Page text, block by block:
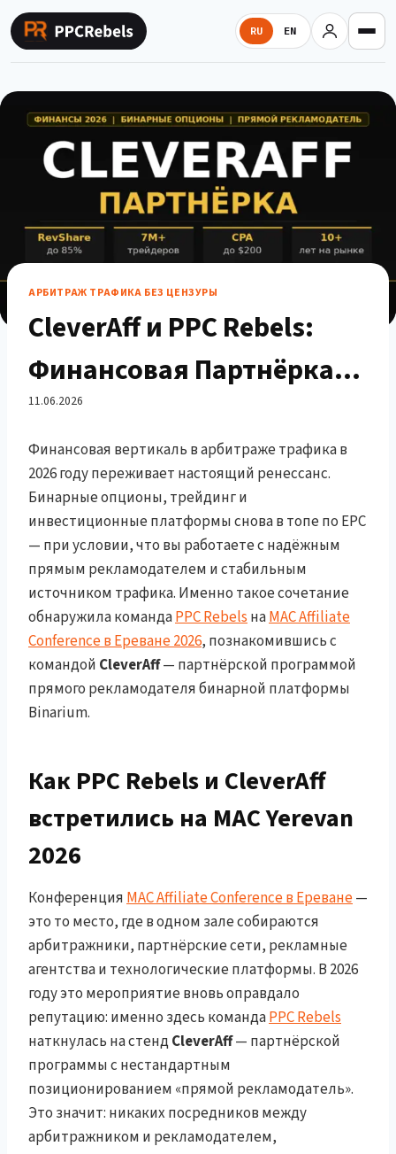
Перейти
содержимому
RU EN
АРБИТРАЖ ТРАФИКА БЕЗ ЦЕНЗУРЫ
CleverAff и PPC Rebels:
Финансовая Партнёрка
Binarium + Google Ads в
2026 году
11.06.2026
Финансовая вертикаль в арбитраже трафика в
2026 году переживает настоящий ренессанс.
Бинарные опционы, трейдинг и
инвестиционные платформы снова в топе по EPC
— при условии, что вы работаете с надёжным
прямым рекламодателем и стабильным
источником трафика. Именно такое сочетание
обнаружила командаPPC Rebels наMAC Affiliate
Conference в Ереване 2026, познакомившись с
командой CleverAff— партнёрской программой
прямого рекламодателя бинарной платформы
Binarium.
Как PPC Rebels и CleverAff
встретились на MAC Yerevan
2026
Конференция MAC Affiliate Conference в Ереване—
это то место, где в одном зале собираются
арбитражники, партнёрские сети, рекламные
агентства и технологические платформы. В 2026
году это мероприятие вновь оправдало
репутацию: именно здесь командаPPC Rebels
наткнулась на стендCleverAff— партнёрской
программы с нестандартным
позиционированием «прямой рекламодатель».
Это значит: никаких посредников между
арбитражником и рекламодателем,